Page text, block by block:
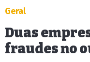
Geral
Duas
fraudes no